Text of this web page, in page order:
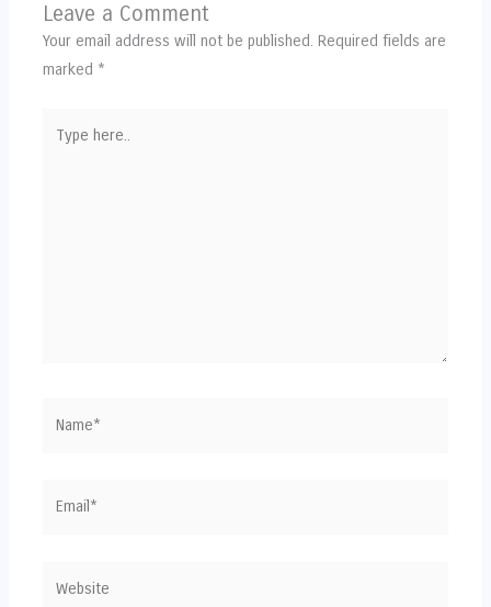
Leave a Comment
Your email address will not be published. Required fields are
marked *
here..